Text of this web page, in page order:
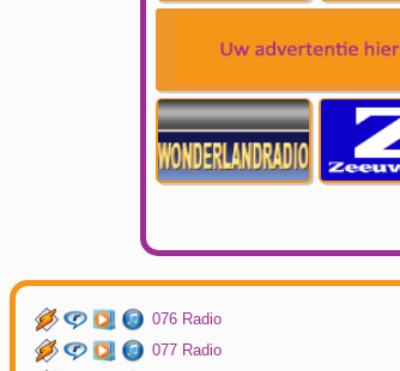
076 Radio
077 Radio